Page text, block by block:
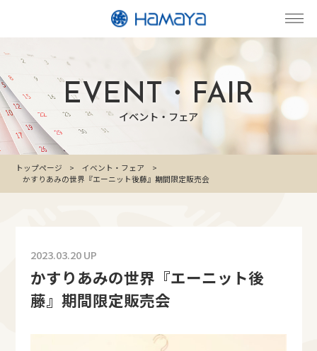
EVENT・FAIR
イベント・フェア
トップページ
イベント・フェア
かすりあみの世界『エーニット後藤』期間限定販売会
2023.03.20 UP
かすりあみの世界『エーニット後
藤』期間限定販売会